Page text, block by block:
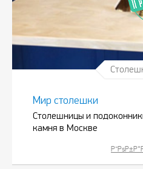
Мир столешки
Столешницы и
камня в Москве